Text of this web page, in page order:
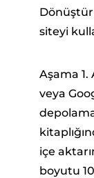
siteyi
Aşama 1.
veya
içe
boyutu